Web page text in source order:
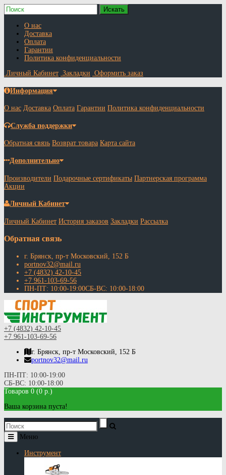
О нас
Доставка
Оплата
Гарантии
Политика конфиденциальности
Личный Кабинет Закладки Оформить заказ
Информация
О нас Доставка Оплата Гарантии Политика конфиденциальности
Служба поддержки
Обратная связь Возврат товара Карта сайта
Дополнительно
Производители Подарочные сертификаты Партнерская программа
Акции
Личный Кабинет
Личный Кабинет История заказов Закладки Рассылка
Обратная связь
г. Брянск, пр-т Московский, 152 Б
portnov32@mail.ru
+7 (4832) 42-10-45
+7 961-103-69-56
ПН-ПТ: 10:00-19:00СБ-ВС: 10:00-18:00
+7 (4832) 42-10-45
+7 961-103-69-56
г. Брянск, пр-т Московский, 152 Б
portnov32@mail.ru
ПН-ПТ: 10:00-19:00
СБ-ВС: 10:00-18:00
Товаров 0 (0 р.)
Ваша корзина пуста!
Меню
Инструмент